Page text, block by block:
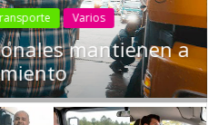
Varios
mantienen a